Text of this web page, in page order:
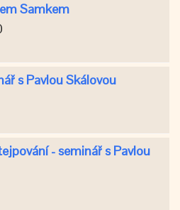
Samkem
s Pavlou Skálovou
- seminář s Pavlou